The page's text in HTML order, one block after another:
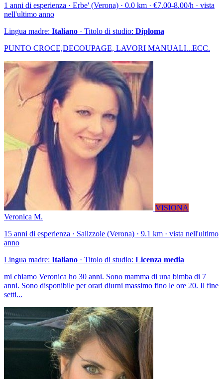
1 anni di esperienza · Erbe' (Verona) · 0.0 km · €7.00-8.00/h · vista
nell'ultimo anno
Lingua madre: Italiano · Titolo di studio: Diploma
PUNTO CROCE,DECOUPAGE, LAVORI MANUALI...ECC.
VISIONA
Veronica M.
15 anni di esperienza · Salizzole (Verona) · 9.1 km · vista nell'ultimo
anno
Lingua madre: Italiano · Titolo di studio: Licenza media
mi chiamo Veronica ho 30 anni. Sono mamma di una bimba di 7
anni. Sono disponibile per orari diurni massimo fino le ore 20. Il fine
setti...